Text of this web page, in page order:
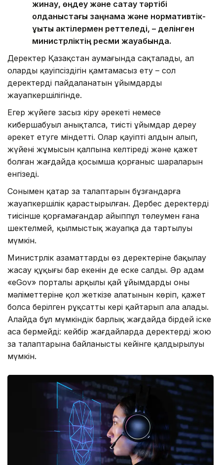
жинау, өңдеу және сақтау тәртібі
қолданыстағы заңнама және нормативтік-
құқықтық актілермен реттеледі, – делінген
министрліктің ресми жауабында.
Деректер Қазақстан аумағында сақталады, ал
олардың қауіпсіздігін қамтамасыз ету – сол
деректерді пайдаланатын ұйымдардың
жауапкершілігінде.
Егер жүйеге заңсыз кіру әрекеті немесе
кибершабуыл анықталса, тиісті ұйымдар дереу
әрекет етуге міндетті. Олар қауіптің алдын алып,
жүйенің жұмысын қалпына келтіреді және қажет
болған жағдайда қосымша қорғаныс шараларын
енгізеді.
Сонымен қатар заң талаптарын бұзғандарға
жауапкершілік қарастырылған. Дербес деректерді
тиісінше қорғамағандар айыппұл төлеумен ғана
шектелмей, қылмыстық жауапқа да тартылуы
мүмкін.
Министрлік азаматтардың өз деректеріне бақылау
жасау құқығы бар екенін де еске салды. Әр адам
«eGov» порталы арқылы қай ұйымдардың оның
мәліметтеріне қол жеткізе алатынын көріп, қажет
болса берілген рұқсатты кері қайтарып ала алады.
Алайда бұл мүмкіндік барлық жағдайда бірдей іске
аса бермейді: кейбір жағдайларда деректерді жою
заң талаптарына байланысты кейінге қалдырылуы
мүмкін.